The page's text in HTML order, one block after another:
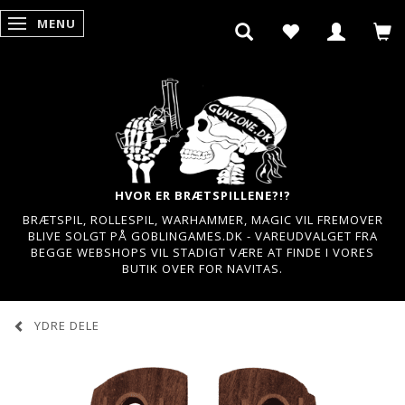
SKIFTE NAVIGATION
MENU
HVOR ER BRÆTSPILLENE?!?
BRÆTSPIL, ROLLESPIL, WARHAMMER, MAGIC VIL FREMOVER
BLIVE SOLGT PÅ GOBLINGAMES.DK - VAREUDVALGET FRA
BEGGE WEBSHOPS VIL STADIGT VÆRE AT FINDE I VORES
BUTIK OVER FOR NAVITAS.
YDRE DELE